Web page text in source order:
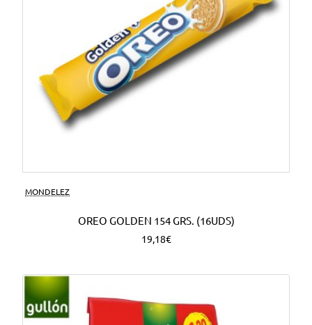
MONDELEZ
OREO GOLDEN 154 GRS. (16UDS)
19,18€